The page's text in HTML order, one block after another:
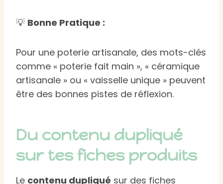
💡 Bonne Pratique :
Pour une poterie artisanale, des mots-clés
comme « poterie fait main », « céramique
artisanale » ou « vaisselle unique » peuvent
être des bonnes pistes de réflexion.
Du contenu dupliqué
sur tes fiches produits
Le contenu dupliqué sur des fiches